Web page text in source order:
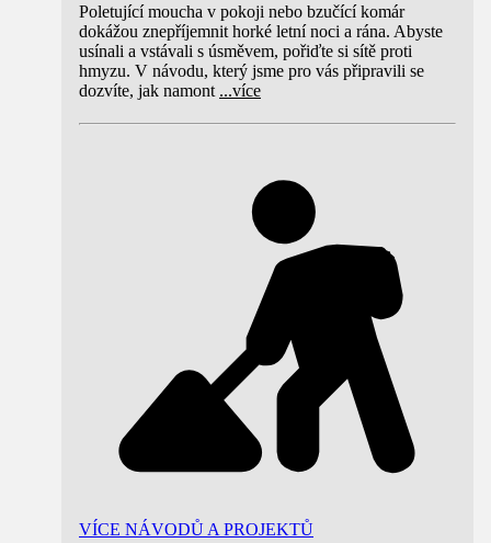
Poletující moucha v pokoji nebo bzučící komár
dokážou znepříjemnit horké letní noci a rána. Abyste
usínali a vstávali s úsměvem, pořiďte si sítě proti
hmyzu. V návodu, který jsme pro vás připravili se
dozvíte, jak namont ...více
VÍCE NÁVODŮ A PROJEKTŮ